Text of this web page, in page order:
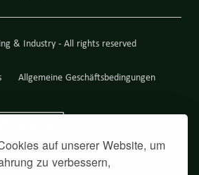
auf unserer Website, um
zu verbessern,
& Industry - All rights reserved
Allgemeine Geschäftsbedingungen